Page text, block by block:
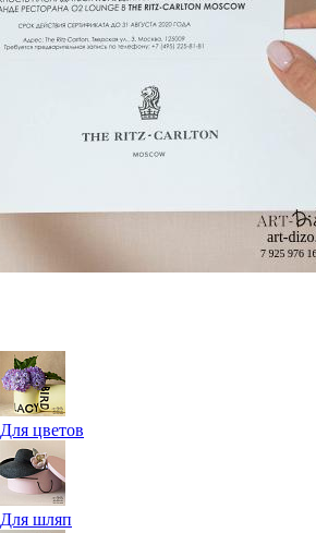
Для цветов
Для шляп